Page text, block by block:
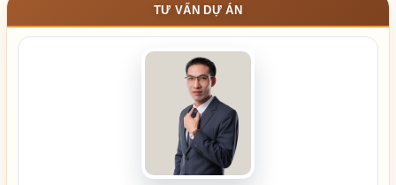
TƯ VẤN DỰ ÁN